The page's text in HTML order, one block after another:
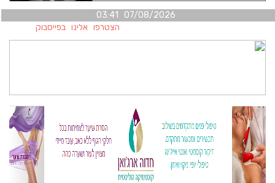
07/08/2026 03:41
הצטרפו אלינו בפייסבוק